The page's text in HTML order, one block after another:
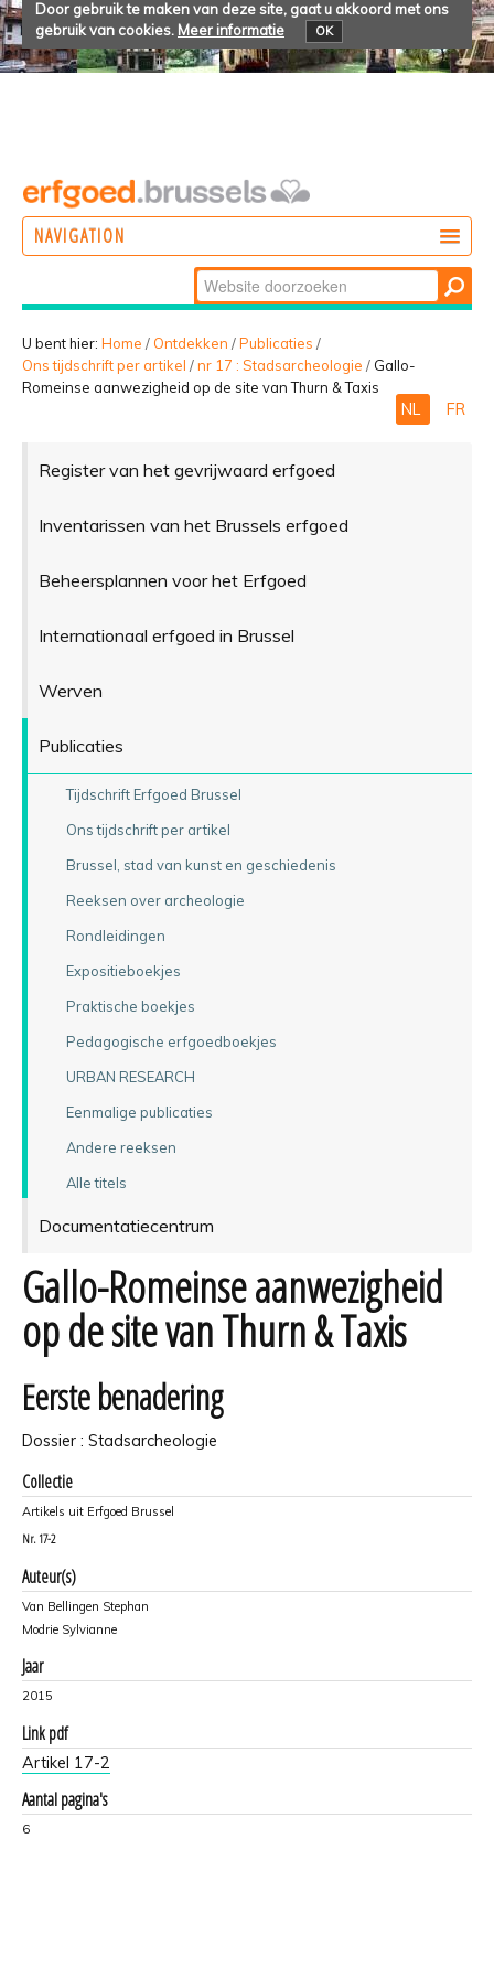
Door gebruik te maken van deze site, gaat u akkoord met ons
gebruik van cookies. Meer informatie OK
NAVIGATION
BELEVEN
Zoek
Geavanceerd
zoeken...
U bent hier: Home / Ontdekken /Publicaties /
Ons tijdschrift per artikel /nr 17 : Stadsarcheologie / Gallo-
Romeinse aanwezigheid op de site van Thurn & Taxis
NL FR
Register van het gevrijwaard erfgoed
Inventarissen van het Brussels erfgoed
Beheersplannen voor het Erfgoed
Internationaal erfgoed in Brussel
Werven
Publicaties
Tijdschrift Erfgoed Brussel
Ons tijdschrift per artikel
Brussel, stad van kunst en geschiedenis
Reeksen over archeologie
Rondleidingen
Expositieboekjes
Praktische boekjes
Pedagogische erfgoedboekjes
URBAN RESEARCH
Eenmalige publicaties
Andere reeksen
Alle titels
Documentatiecentrum
Gallo-Romeinse aanwezigheid
op de site van Thurn & Taxis
Eerste benadering
Dossier : Stadsarcheologie
Collectie
Artikels uit Erfgoed Brussel
Nr. 17-2
Auteur(s)
Van Bellingen Stephan
Modrie Sylvianne
Jaar
2015
Link pdf
Artikel 17-2
Aantal pagina's
6